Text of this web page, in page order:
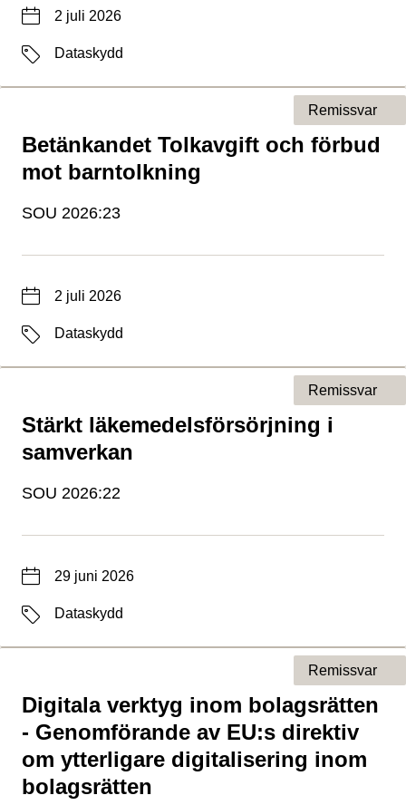
Datum2 juli 2026
EtiketterDataskydd
Betänkandet Tolkavgift och förbud
mot barntolkning
Typ av sida
Remissvar
SOU 2026:23
Datum2 juli 2026
EtiketterDataskydd
Stärkt läkemedelsförsörjning i
samverkan
Typ av sida
Remissvar
SOU 2026:22
Datum29 juni 2026
EtiketterDataskydd
Digitala verktyg inom bolagsrätten
- Genomförande av EU:s direktiv
om ytterligare digitalisering inom
bolagsrätten
Typ av sida
Remissvar